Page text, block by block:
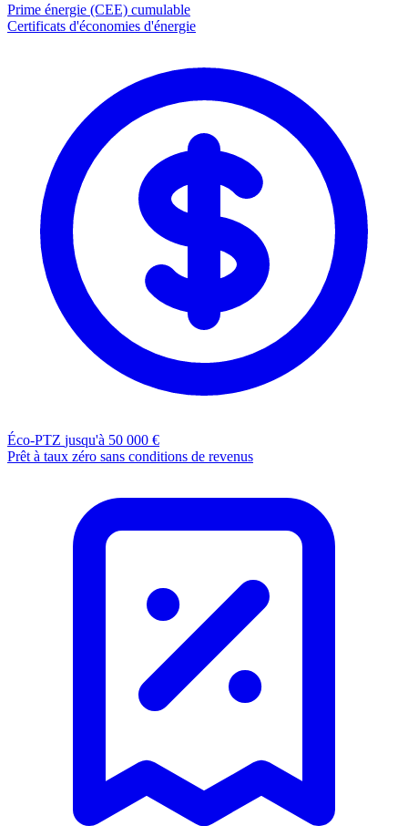
Prime énergie (CEE) cumulable
Certificats d'économies d'énergie
Éco-PTZ jusqu'à 50 000 €
Prêt à taux zéro sans conditions de revenus